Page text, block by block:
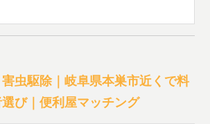
虫駆除｜岐阜県本巣市近くで料
び｜便利屋マッチング